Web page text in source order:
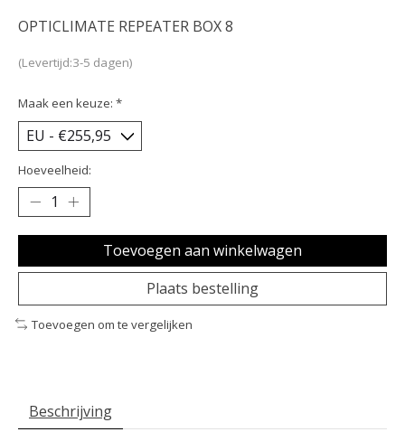
OPTICLIMATE REPEATER BOX 8
(Levertijd:3-5 dagen)
Maak een keuze: *
Hoeveelheid:
Toevoegen aan winkelwagen
Plaats bestelling
Toevoegen om te vergelijken
Beschrijving